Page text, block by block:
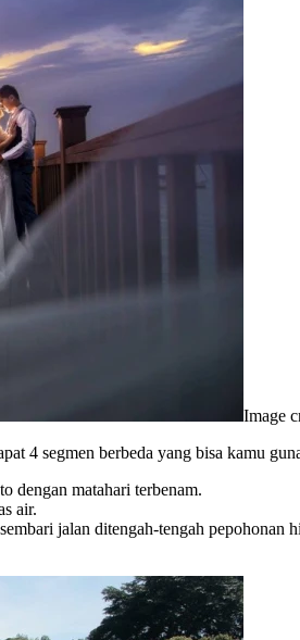
Image
4 segmen berbeda yang bisa kamu
dengan matahari terbenam.
air.
jalan ditengah-tengah pepohonan